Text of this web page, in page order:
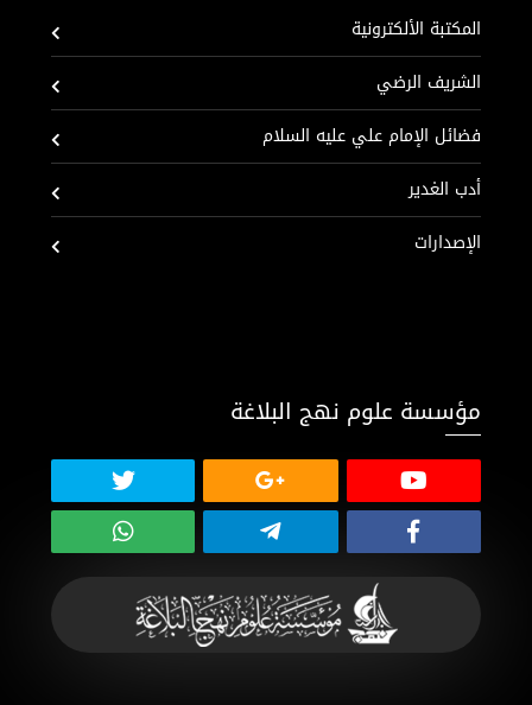
المكتبة الألكترونية
الشريف الرضي
فضائل الإمام علي عليه السلام
أدب الغدير
الإصدارات
مؤسسة علوم نهج البلاغة